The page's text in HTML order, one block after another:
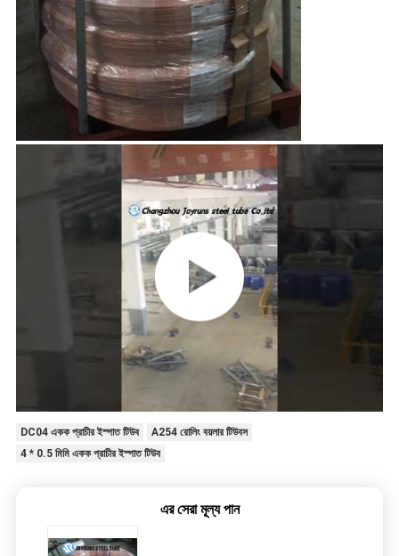
DC04 একক প্রাচীর ইস্পাত টিউব
A254 রোলিং বয়লার টিউবস
4 * 0.5 মিমি একক প্রাচীর ইস্পাত টিউব
এর সেরা মূল্য পান